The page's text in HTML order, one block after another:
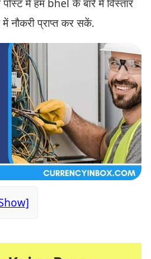
नौकरी प्राप्त कर सकें.